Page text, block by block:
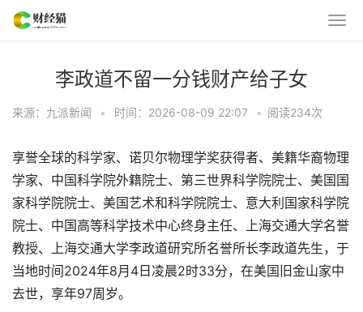
李政道不留一分钱财产给子女
来源：九派新闻 • 时间：2026-08-09 22:07 • 阅读234次
享誉全球的科学家、诺贝尔物理学奖获得者、美籍华裔物理
学家、中国科学院外籍院士、第三世界科学院院士、美国国
家科学院院士、美国艺术和科学院院士、意大利国家科学院
院士、中国高等科学技术中心终身主任、上海交通大学名誉
教授、上海交通大学李政道研究所名誉所长李政道先生，于
当地时间2024年8月4日凌晨2时33分，在美国旧金山家中
去世，享年97周岁。